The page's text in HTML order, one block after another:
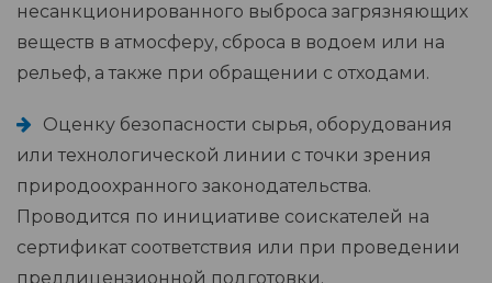
несанкционированного выброса загрязняющих
веществ в атмосферу, сброса в водоем или на
рельеф, а также при обращении с отходами.
Оценку безопасности сырья, оборудования
или технологической линии с точки зрения
природоохранного законодательства.
Проводится по инициативе соискателей на
сертификат соответствия или при проведении
предлицензионной подготовки.